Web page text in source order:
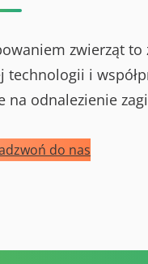
zwierząt
i
na odnalezienie
do nas